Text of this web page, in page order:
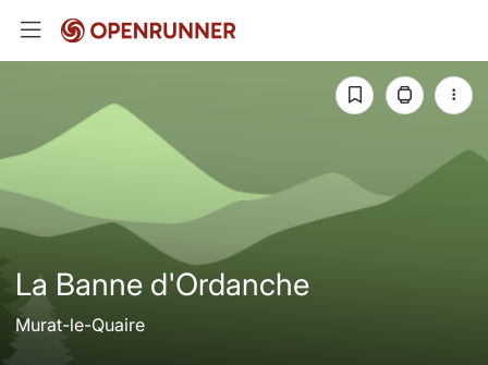
La Banne d'Ordanche
Murat-le-Quaire